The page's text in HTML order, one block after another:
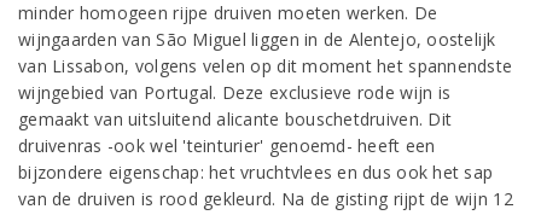
minder homogeen rijpe druiven moeten werken. De
wijngaarden van São Miguel liggen in de Alentejo, oostelijk
van Lissabon, volgens velen op dit moment het spannendste
wijngebied van Portugal. Deze exclusieve rode wijn is
gemaakt van uitsluitend alicante bouschetdruiven. Dit
druivenras -ook wel 'teinturier' genoemd- heeft een
bijzondere eigenschap: het vruchtvlees en dus ook het sap
van de druiven is rood gekleurd. Na de gisting rijpt de wijn 12